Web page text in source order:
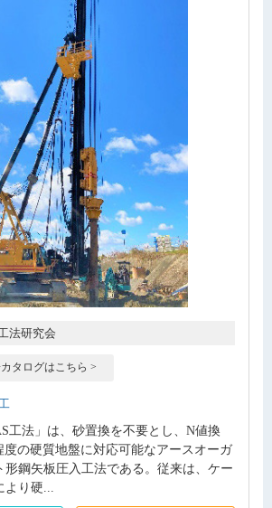
法研究会
タログはこちら >
工法」は、砂置換を不要とし、N値換
度の硬質地盤に対応可能なアースオーガ
形鋼矢板圧入工法である。従来は、ケー
り硬...